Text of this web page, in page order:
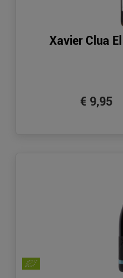
Xavier Clua
€ 9,95